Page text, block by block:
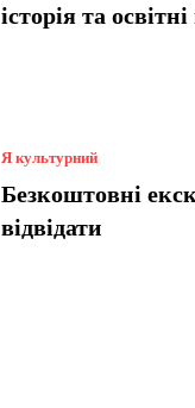
історія та
Я культурний
Безкоштовні
відвідати